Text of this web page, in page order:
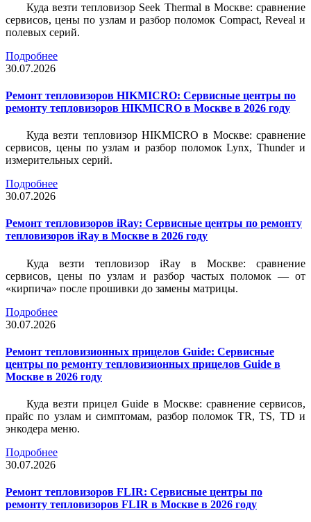
Куда везти тепловизор Seek Thermal в Москве: сравнение
сервисов, цены по узлам и разбор поломок Compact, Reveal и
полевых серий.
Подробнее
30.07.2026
Ремонт тепловизоров HIKMICRO: Сервисные центры по
ремонту тепловизоров HIKMICRO в Москве в 2026 году
Куда везти тепловизор HIKMICRO в Москве: сравнение
сервисов, цены по узлам и разбор поломок Lynx, Thunder и
измерительных серий.
Подробнее
30.07.2026
Ремонт тепловизоров iRay: Сервисные центры по ремонту
тепловизоров iRay в Москве в 2026 году
Куда везти тепловизор iRay в Москве: сравнение
сервисов, цены по узлам и разбор частых поломок — от
«кирпича» после прошивки до замены матрицы.
Подробнее
30.07.2026
Ремонт тепловизионных прицелов Guide: Сервисные
центры по ремонту тепловизионных прицелов Guide в
Москве в 2026 году
Куда везти прицел Guide в Москве: сравнение сервисов,
прайс по узлам и симптомам, разбор поломок TR, TS, TD и
энкодера меню.
Подробнее
30.07.2026
Ремонт тепловизоров FLIR: Сервисные центры по
ремонту тепловизоров FLIR в Москве в 2026 году